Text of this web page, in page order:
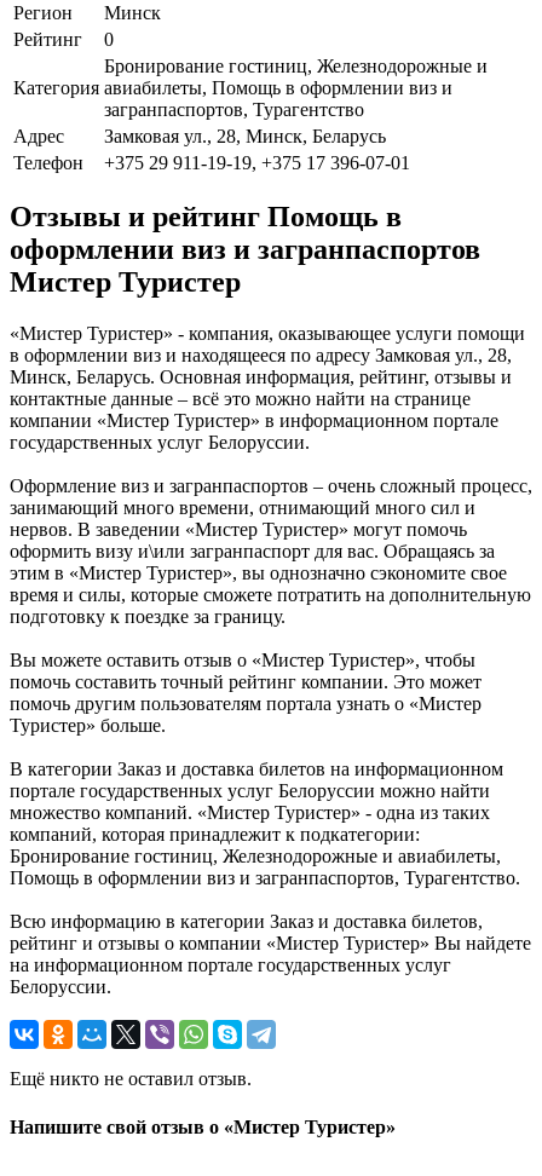
Регион
Минск
Рейтинг
0
Категория
Бронирование гостиниц, Железнодорожные и
авиабилеты, Помощь в оформлении виз и
загранпаспортов, Турагентство
Адрес
Замковая ул., 28, Минск, Беларусь
Телефон
+375 29 911-19-19, +375 17 396-07-01
Отзывы и рейтинг Помощь в
оформлении виз и загранпаспортов
Мистер Туристер
«Мистер Туристер» - компания, оказывающее услуги помощи
в оформлении виз и находящееся по адресу Замковая ул., 28,
Минск, Беларусь. Основная информация, рейтинг, отзывы и
контактные данные – всё это можно найти на странице
компании «Мистер Туристер» в информационном портале
государственных услуг Белоруссии.
Оформление виз и загранпаспортов – очень сложный процесс,
занимающий много времени, отнимающий много сил и
нервов. В заведении «Мистер Туристер» могут помочь
оформить визу и\или загранпаспорт для вас. Обращаясь за
этим в «Мистер Туристер», вы однозначно сэкономите свое
время и силы, которые сможете потратить на дополнительную
подготовку к поездке за границу.
Вы можете оставить отзыв о «Мистер Туристер», чтобы
помочь составить точный рейтинг компании. Это может
помочь другим пользователям портала узнать о «Мистер
Туристер» больше.
В категории Заказ и доставка билетов на информационном
портале государственных услуг Белоруссии можно найти
множество компаний. «Мистер Туристер» - одна из таких
компаний, которая принадлежит к подкатегории:
Бронирование гостиниц, Железнодорожные и авиабилеты,
Помощь в оформлении виз и загранпаспортов, Турагентство.
Всю информацию в категории Заказ и доставка билетов,
рейтинг и отзывы о компании «Мистер Туристер» Вы найдете
на информационном портале государственных услуг
Белоруссии.
Ещё никто не оставил отзыв.
Напишите свой отзыв о «Мистер Туристер»